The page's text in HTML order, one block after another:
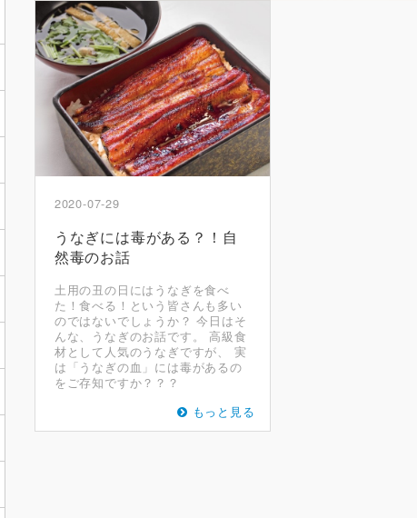
2020-07-29
うなぎには毒がある？！自
然毒のお話
土用の丑の日にはうなぎを食べ
た！食べる！という皆さんも多い
のではないでしょうか？ 今日はそ
んな、うなぎのお話です。 高級食
材として人気のうなぎですが、 実
は「うなぎの血」には毒があるの
をご存知ですか？？？
もっと見る